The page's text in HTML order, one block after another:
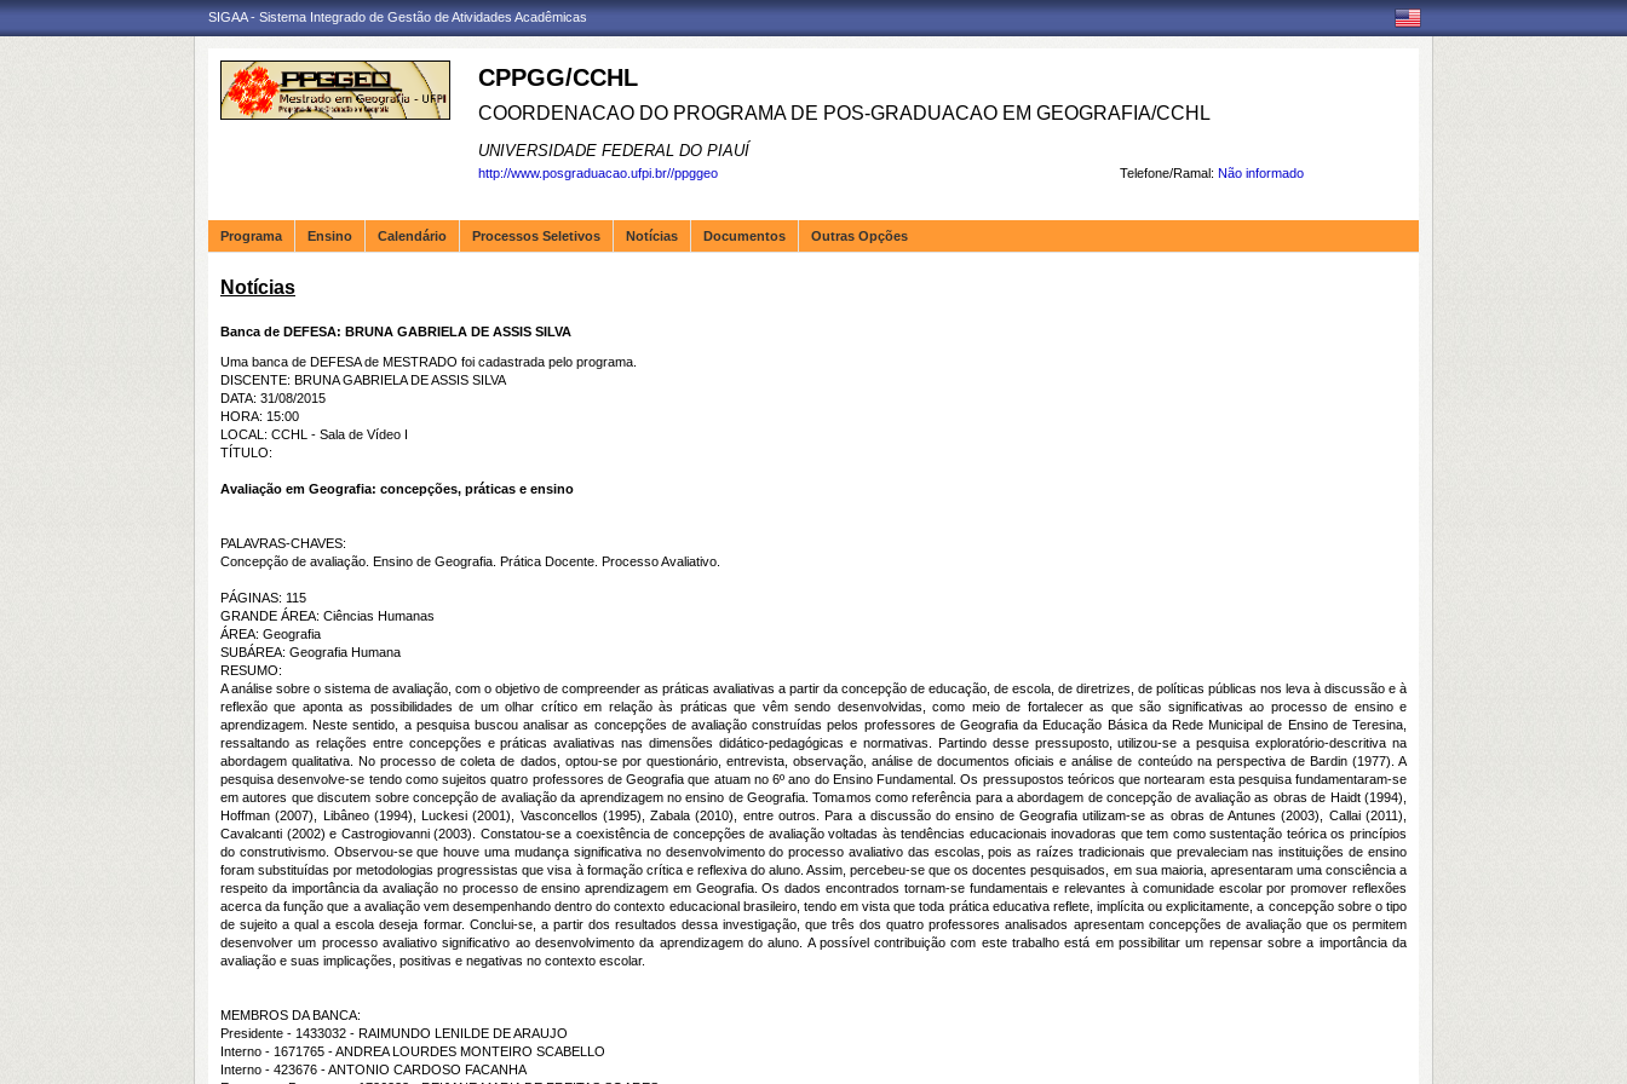
SIGAA - Sistema Integrado de Gestão de Atividades Acadêmicas
CPPGG/CCHL
COORDENACAO DO PROGRAMA DE POS-GRADUACAO EM GEOGRAFIA/CCHL
UNIVERSIDADE FEDERAL DO PIAUÍ
Telefone/Ramal: Não informado
http://www.posgraduacao.ufpi.br//ppggeo
Programa Ensino Calendário Processos Seletivos Notícias Documentos Outras Opções
Notícias
Banca de DEFESA: BRUNA GABRIELA DE ASSIS SILVA
Uma banca de DEFESA de MESTRADO foi cadastrada pelo programa.
DISCENTE: BRUNA GABRIELA DE ASSIS SILVA
DATA: 31/08/2015
HORA: 15:00
LOCAL: CCHL - Sala de Vídeo I
TÍTULO:
Avaliação em Geografia: concepções, práticas e ensino
PALAVRAS-CHAVES:
Concepção de avaliação. Ensino de Geografia. Prática Docente. Processo Avaliativo.
PÁGINAS: 115
GRANDE ÁREA: Ciências Humanas
ÁREA: Geografia
SUBÁREA: Geografia Humana
RESUMO:
A análise sobre o sistema de avaliação, com o objetivo de compreender as práticas avaliativas a partir da concepção de educação, de escola, de diretrizes, de políticas públicas nos leva à discussão e à
reflexão que aponta as possibilidades de um olhar crítico em relação às práticas que vêm sendo desenvolvidas, como meio de fortalecer as que são significativas ao processo de ensino e
aprendizagem. Neste sentido, a pesquisa buscou analisar as concepções de avaliação construídas pelos professores de Geografia da Educação Básica da Rede Municipal de Ensino de Teresina,
ressaltando as relações entre concepções e práticas avaliativas nas dimensões didático-pedagógicas e normativas. Partindo desse pressuposto, utilizou-se a pesquisa exploratório-descritiva na
abordagem qualitativa. No processo de coleta de dados, optou-se por questionário, entrevista, observação, análise de documentos oficiais e análise de conteúdo na perspectiva de Bardin (1977). A
pesquisa desenvolve-se tendo como sujeitos quatro professores de Geografia que atuam no 6º ano do Ensino Fundamental. Os pressupostos teóricos que nortearam esta pesquisa fundamentaram-se
em autores que discutem sobre concepção de avaliação da aprendizagem no ensino de Geografia. Tomamos como referência para a abordagem de concepção de avaliação as obras de Haidt (1994),
Hoffman (2007), Libâneo (1994), Luckesi (2001), Vasconcellos (1995),
Zabala (2010), entre outros. Para a discussão do ensino de Geografia utilizam-se as obras de Antunes (2003), Callai (2011),
Cavalcanti (2002) e Castrogiovanni (2003). Constatou-se a coexistência de concepções de avaliação voltadas às tendências educacionais inovadoras que tem como sustentação teórica os princípios
do construtivismo. Observou-se que houve uma mudança significativa no desenvolvimento do processo avaliativo das escolas, pois as raízes tradicionais que prevaleciam nas instituições de ensino
foram substituídas por metodologias progressistas que visa à formação crítica e reflexiva do aluno. Assim, percebeu-se que os docentes pesquisados, em sua maioria, apresentaram uma consciência a
respeito da importância da avaliação no processo de ensino aprendizagem em Geografia. Os dados encontrados tornam-se fundamentais e relevantes à comunidade escolar por promover reflexões
acerca da função que a avaliação vem desempenhando dentro do contexto educacional brasileiro, tendo em vista que toda prática educativa reflete, implícita ou explicitamente, a concepção sobre o tipo
de sujeito a qual a escola deseja formar. Conclui-se, a partir dos resultados dessa investigação, que três dos quatro professores analisados apresentam concepções de avaliação que os permitem
desenvolver um processo avaliativo significativo ao desenvolvimento da aprendizagem do aluno. A possível contribuição com este trabalho está em possibilitar um repensar sobre a importância da
avaliação e suas implicações, positivas e negativas no contexto escolar.
MEMBROS DA BANCA:
Presidente - 1433032 - RAIMUNDO LENILDE DE ARAUJO
Interno - 1671765 - ANDREA LOURDES MONTEIRO SCABELLO
Interno - 423676 - ANTONIO CARDOSO FACANHA